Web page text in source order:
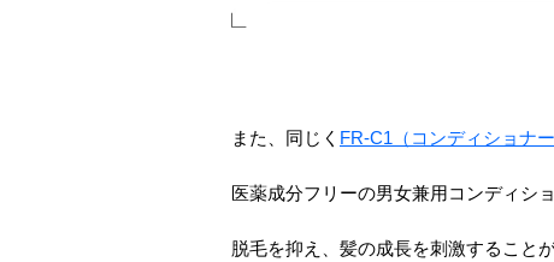
また、同じく FR-C1（コンディショナー
医薬成分フリーの男女兼用コンディシ
脱毛を抑え、髪の成長を刺激すること